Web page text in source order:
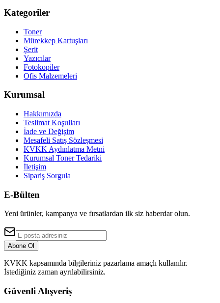
Kategoriler
Toner
Mürekkep Kartuşları
Şerit
Yazıcılar
Fotokopiler
Ofis Malzemeleri
Kurumsal
Hakkımızda
Teslimat Koşulları
İade ve Değişim
Mesafeli Satış Sözleşmesi
KVKK Aydınlatma Metni
Kurumsal Toner Tedariki
İletişim
Sipariş Sorgula
E-Bülten
Yeni ürünler, kampanya ve fırsatlardan ilk siz haberdar olun.
Abone Ol
KVKK kapsamında bilgileriniz pazarlama amaçlı kullanılır.
İstediğiniz zaman ayrılabilirsiniz.
Güvenli Alışveriş